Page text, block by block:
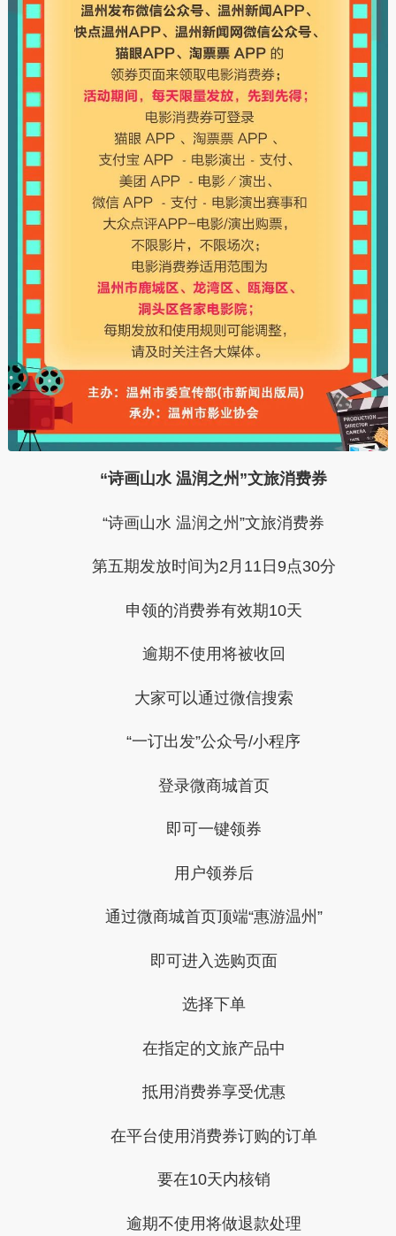
“诗画山水 温润之州”文旅消费券
“诗画山水 温润之州”文旅消费券
第五期发放时间为2月11日9点30分
申领的消费券有效期10天
逾期不使用将被收回
大家可以通过微信搜索
“一订出发”公众号/小程序
登录微商城首页
即可一键领券
用户领券后
通过微商城首页顶端“惠游温州”
即可进入选购页面
选择下单
在指定的文旅产品中
抵用消费券享受优惠
在平台使用消费券订购的订单
要在10天内核销
逾期不使用将做退款处理